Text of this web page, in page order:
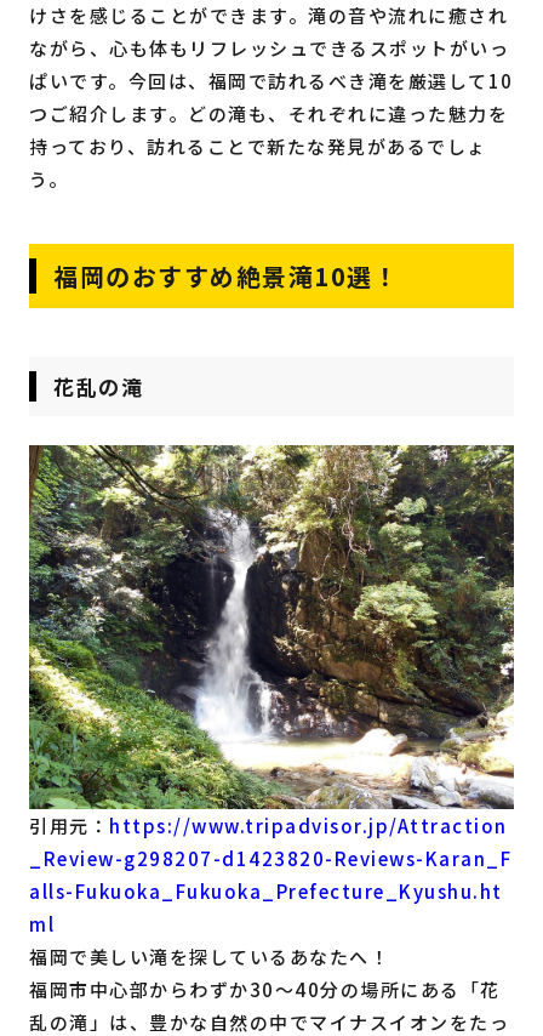
けさを感じることができます。滝の音や流れに癒され
ながら、心も体もリフレッシュできるスポットがいっ
ぱいです。今回は、福岡で訪れるべき滝を厳選して10
つご紹介します。どの滝も、それぞれに違った魅力を
持っており、訪れることで新たな発見があるでしょ
う。
福岡のおすすめ絶景滝10選！
花乱の滝
引用元： https://www.tripadvisor.jp/Attraction
_Review-g298207-d1423820-Reviews-Karan_F
alls-Fukuoka_Fukuoka_Prefecture_Kyushu.ht
ml
福岡で美しい滝を探しているあなたへ！
福岡市中心部からわずか30〜40分の場所にある「花
乱の滝」は、豊かな自然の中でマイナスイオンをたっ